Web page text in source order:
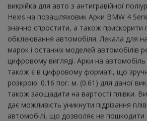
викрійка для авто з антигравійної
Hexis на позашляховик Арки BMW 4
значно спростити, а також прискорити
обклеювання автомобіля. Лекала для
марок і останніх моделей автомобілів
цифровому вигляді. Арки на
також є в цифровому форматі, що
розкрою. 0.16 пог. м. (0.61) для даної
також заощадити на вартості плівки.
дає можливість уникнути підрізання
автомобілі, що дозволяє не